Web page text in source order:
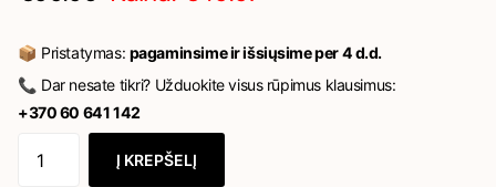
📦 Pristatymas: pagaminsime ir išsiųsime per 4 d.d.
📞 Dar nesate tikri? Užduokite visus rūpimus klausimus:
+370 60 641 142
Į KREPŠELĮ